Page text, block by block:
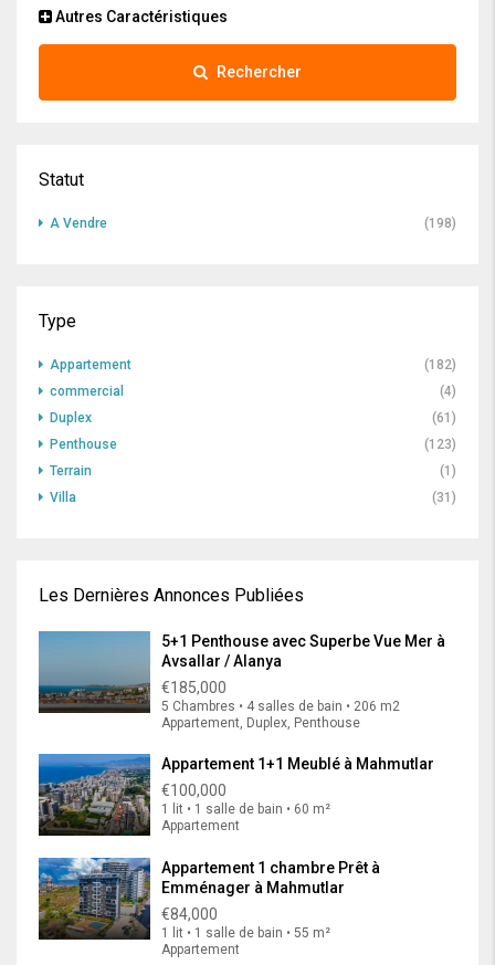
Autres Caractéristiques
Rechercher
Statut
A Vendre (198)
Type
Appartement
(182)
commercial
(4)
Duplex
(61)
Penthouse
(123)
Terrain
(1)
Villa
(31)
Les Dernières Annonces Publiées
5+1 Penthouse avec Superbe Vue Mer à
Avsallar / Alanya
€185,000
5 Chambres • 4 salles de bain • 206 m2
Appartement, Duplex, Penthouse
Appartement 1+1 Meublé à Mahmutlar
€100,000
1 lit • 1 salle de bain • 60 m²
Appartement
Appartement 1 chambre Prêt à
Emménager à Mahmutlar
€84,000
1 lit • 1 salle de bain • 55 m²
Appartement